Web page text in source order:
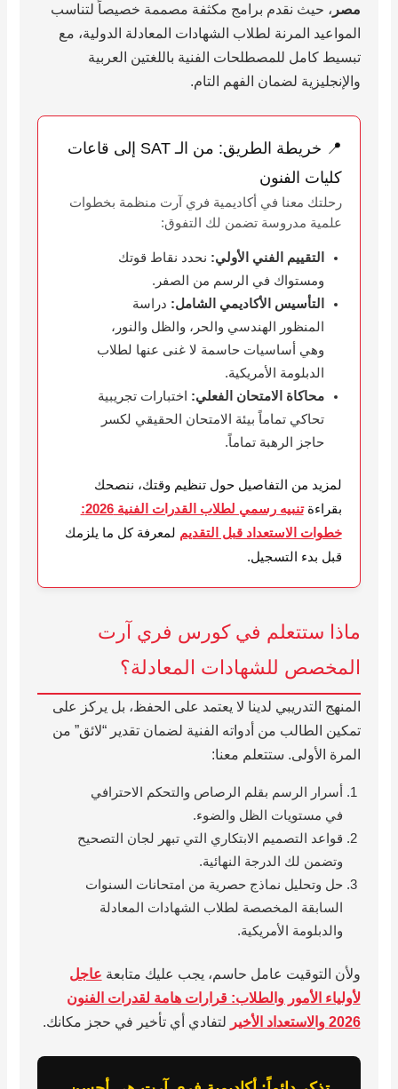
مصر ، حيث نقدم برامج مكثفة مصممة خصيصاً لتناسب
المواعيد المرنة لطلاب الشهادات المعادلة الدولية، مع
تبسيط كامل للمصطلحات الفنية باللغتين العربية
والإنجليزية لضمان الفهم التام.
📍 خريطة الطريق: من الـ SAT إلى قاعات
كليات الفنون
رحلتك معنا في أكاديمية فري آرت منظمة بخطوات
علمية مدروسة تضمن لك التفوق:
التقييم الفني الأولي: نحدد نقاط قوتك
ومستواك في الرسم من الصفر.
التأسيس الأكاديمي الشامل: دراسة
المنظور الهندسي والحر، والظل والنور،
وهي أساسيات حاسمة لا غنى عنها لطلاب
الدبلومة الأمريكية.
محاكاة الامتحان الفعلي: اختبارات تجريبية
تحاكي تماماً بيئة الامتحان الحقيقي لكسر
حاجز الرهبة تماماً.
لمزيد من التفاصيل حول تنظيم وقتك، ننصحك
بقراءة
تنبيه رسمي لطلاب القدرات الفنية 2026:
خطوات الاستعداد قبل التقديم لمعرفة كل ما يلزمك
قبل بدء التسجيل.
ماذا ستتعلم في كورس فري آرت
المخصص للشهادات المعادلة؟
المنهج التدريبي لدينا لا يعتمد على الحفظ، بل يركز على
تمكين الطالب من أدواته الفنية لضمان تقدير “لائق” من
المرة الأولى. ستتعلم معنا:
أسرار الرسم بقلم الرصاص والتحكم الاحترافي
في مستويات الظل والضوء.
قواعد التصميم الابتكاري التي تبهر لجان التصحيح
وتضمن لك الدرجة النهائية.
حل وتحليل نماذج حصرية من امتحانات السنوات
السابقة المخصصة لطلاب الشهادات المعادلة
والدبلومة الأمريكية.
ولأن التوقيت عامل حاسم، يجب عليك متابعة عاجل
لأولياء الأمور والطلاب: قرارات هامة لقدرات الفنون
2026 والاستعداد الأخير
لتفادي أي تأخير في حجز مكانك.